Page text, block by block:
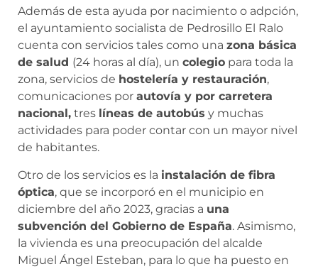
Además de esta ayuda por nacimiento o adpción,
el ayuntamiento socialista de Pedrosillo El Ralo
cuenta con servicios tales como una zona básica
de salud (24 horas al día), un colegio para toda la
zona, servicios de hostelería y restauración,
comunicaciones por autovía y por carretera
nacional, tres líneas de autobús y muchas
actividades para poder contar con un mayor nivel
de habitantes.
Otro de los servicios es la instalación de fibra
óptica, que se incorporó en el municipio en
diciembre del año 2023, gracias a una
subvención del Gobierno de España. Asimismo,
la vivienda es una preocupación del alcalde
Miguel Ángel Esteban, para lo que ha puesto en